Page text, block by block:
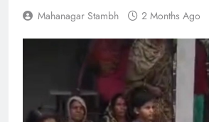
Mahanagar Stambh 2 Months Ago